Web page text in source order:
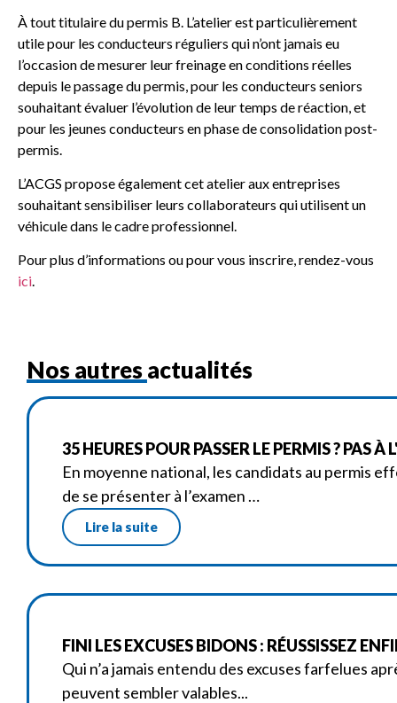
À tout titulaire du permis B. L’atelier est particulièrement
utile pour les conducteurs réguliers qui n’ont jamais eu
l’occasion de mesurer leur freinage en conditions réelles
depuis le passage du permis, pour les conducteurs seniors
souhaitant évaluer l’évolution de leur temps de réaction, et
pour les jeunes conducteurs en phase de consolidation post-
permis.
L’ACGS propose également cet atelier aux entreprises
souhaitant sensibiliser leurs collaborateurs qui utilisent un
véhicule dans le cadre professionnel.
Pour plus d’informations ou pour vous inscrire, rendez-vous
ici.
Nos autres actualités
35 HEURES POUR PASSER LE PERMIS ? PAS
En moyenne national, les candidats au permis
de se présenter à l’examen …
Lire la suite
FINI LES EXCUSES BIDONS : RÉUSSISSEZ
Qui n’a jamais entendu des excuses farfelues
peuvent sembler valables...